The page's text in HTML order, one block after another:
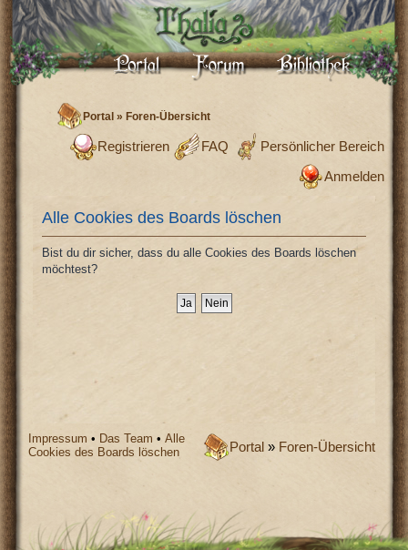
Portal »Foren-Übersicht
Persönlicher Bereich
FAQ
Registrieren
Anmelden
Alle Cookies des Boards löschen
Bist du dir sicher, dass du alle Cookies des Boards löschen
möchtest?
Portal » Foren-Übersicht
Impressum • Das Team •Alle
Cookies des Boards löschen